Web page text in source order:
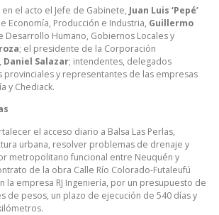
el acto el Jefe de Gabinete, Juan Luis ‘Pepé’
Economía, Producción e Industria, Guillermo
Desarrollo Humano, Gobiernos Locales y
; el presidente de la Corporación
Daniel Salazar; intendentes, delegados
provinciales y representantes de las empresas
y Chediack.
el acceso diario a Balsa Las Perlas,
urbana, resolver problemas de drenaje y
metropolitano funcional entre Neuquén y
de la obra Calle Río Colorado-Futaleufú
la empresa RJ Ingeniería, por un presupuesto de
de pesos, un plazo de ejecución de 540 días y